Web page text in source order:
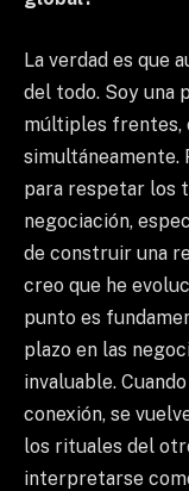
La verdad es que
del todo. Soy una
múltiples frentes,
simultáneamente.
para respetar los
negociación,
de construir una
creo que he
punto es
plazo en las
invaluable.
conexión, se
los rituales del
interpretarse